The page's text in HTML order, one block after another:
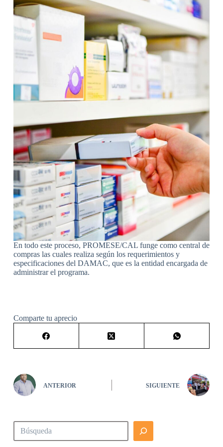
En todo este proceso, PROMESE/CAL funge como central de
compras las cuales realiza según los requerimientos y
especificaciones del DAMAC, que es la entidad encargada de
administrar el programa.
Comparte tu aprecio
ANTERIOR SIGUIENTE
Buscar